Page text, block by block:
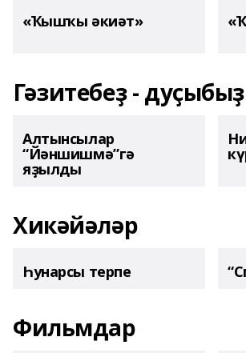
«Ҡышҡы әкиәт»
Гәзитебеҙ - дуҫыбыҙ
Алтынсылар
“Йәншишмә”гә
яҙылды
Хикәйәләр
Һунарсы терпе
Фильмдар